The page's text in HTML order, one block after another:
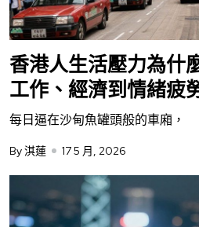
香港人生活壓力為什
工作、經濟到情緒疲
每日逼在沙甸魚罐頭般的車廂，
By 淇蓮 17 5 月, 2026